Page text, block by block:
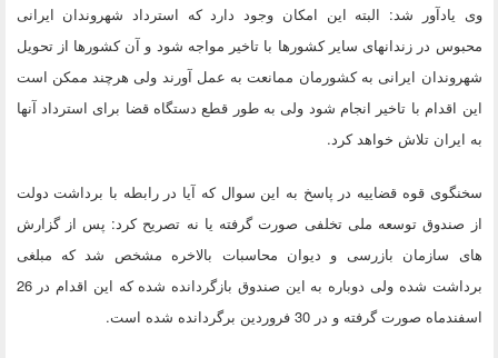
وی یادآور شد: البته این امکان وجود دارد که استرداد شهروندان ایرانی
محبوس در زندانهای سایر کشورها با تاخیر مواجه شود و آن کشورها از تحویل
شهروندان ایرانی به کشورمان ممانعت به عمل آورند ولی هرچند ممکن است
این اقدام با تاخیر انجام شود ولی به طور قطع دستگاه قضا برای استرداد آنها
به ایران تلاش خواهد کرد.
سخنگوی قوه قضاییه در پاسخ به این سوال که آیا در رابطه با برداشت دولت
از صندوق توسعه ملی تخلفی صورت گرفته یا نه تصریح کرد: پس از گزارش
های سازمان بازرسی و دیوان محاسبات بالاخره مشخص شد که مبلغی
برداشت شده ولی دوباره به این صندوق بازگردانده شده که این اقدام در 26
اسفندماه صورت گرفته و در 30 فروردین برگردانده شده است.